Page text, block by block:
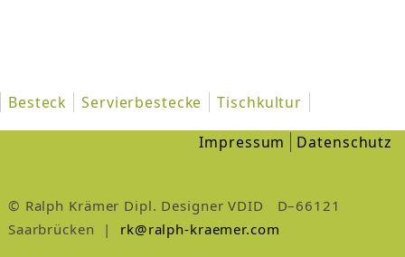
Besteck Servierbestecke
Tischkultur
Impressum
Datenschutz
© Ralph Krämer Dipl. Designer VDID D–66121
Saarbrücken | rk@ralph-kraemer.com